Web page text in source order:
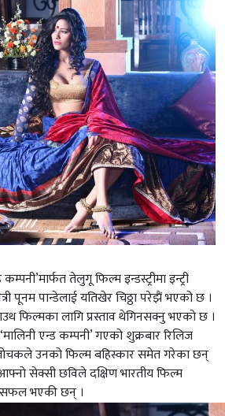
तेलुगू फिल्म इन्डस्ट्रीमा इन्ट्री
पूनम पान्डेलाई यतिखेर चिठ्ठा परेझैं भएको छ ।
फिल्मका लागि प्रस्ताव थेगिनसक्नु भएको छ ।
एन्ड कम्पनी’ गएको शुक्रबार रिलिज
उनको फिल्म बहिस्कार समेत गरेका छन्
सेक्सी छविले दक्षिण भारतीय फिल्म
सफल भएकी छन् ।